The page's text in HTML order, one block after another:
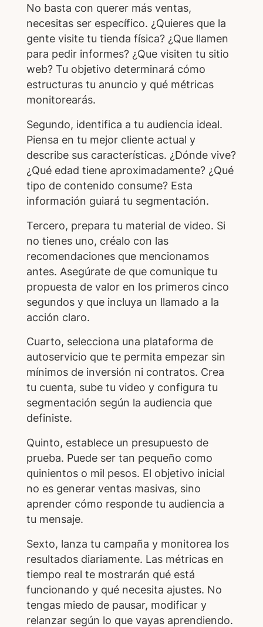
No basta con querer más ventas,
necesitas ser específico. ¿Quieres que la
gente visite tu tienda física? ¿Que llamen
para pedir informes? ¿Que visiten tu sitio
web? Tu objetivo determinará cómo
estructuras tu anuncio y qué métricas
monitorearás.
Segundo, identifica a tu audiencia ideal.
Piensa en tu mejor cliente actual y
describe sus características. ¿Dónde vive?
¿Qué edad tiene aproximadamente? ¿Qué
tipo de contenido consume? Esta
información guiará tu segmentación.
Tercero, prepara tu material de video. Si
no tienes uno, créalo con las
recomendaciones que mencionamos
antes. Asegúrate de que comunique tu
propuesta de valor en los primeros cinco
segundos y que incluya un llamado a la
acción claro.
Cuarto, selecciona una plataforma de
autoservicio que te permita empezar sin
mínimos de inversión ni contratos. Crea
tu cuenta, sube tu video y configura tu
segmentación según la audiencia que
definiste.
Quinto, establece un presupuesto de
prueba. Puede ser tan pequeño como
quinientos o mil pesos. El objetivo inicial
no es generar ventas masivas, sino
aprender cómo responde tu audiencia a
tu mensaje.
Sexto, lanza tu campaña y monitorea los
resultados diariamente. Las métricas en
tiempo real te mostrarán qué está
funcionando y qué necesita ajustes. No
tengas miedo de pausar, modificar y
relanzar según lo que vayas aprendiendo.